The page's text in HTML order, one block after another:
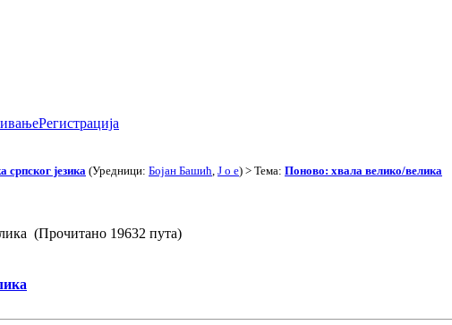
Регистрација
српског језика (Уредници: Бојан Башић J o e) > Тема: Поново: хвала велико/велика
(Прочитано 19632 пута)